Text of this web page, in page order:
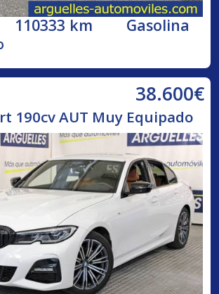
110333 km Gasolina
38.600€
190cv AUT Muy Equipado